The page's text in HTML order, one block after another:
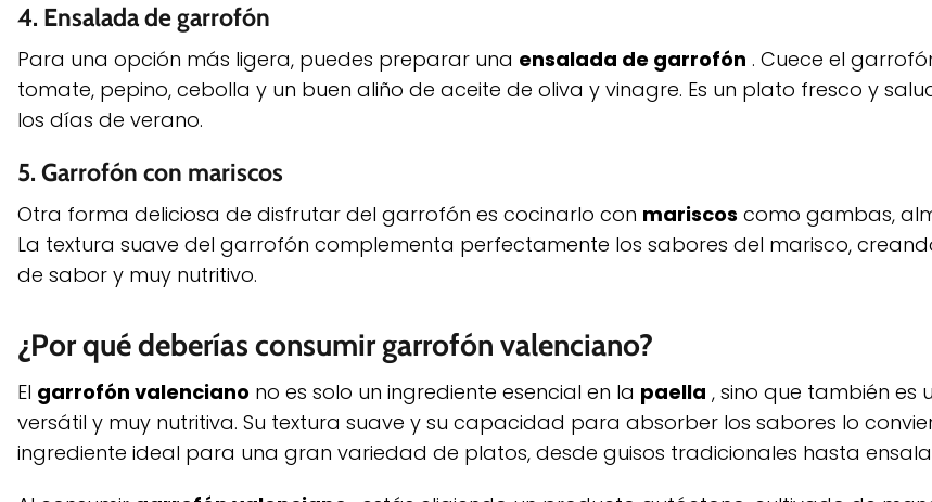
4. Ensalada de garrofón
Para una opción más ligera, puedes preparar una ensalada de garrofón . Cuece el
tomate, pepino, cebolla y un buen aliño de aceite de oliva y vinagre. Es un plato fresco y
los días de verano.
5. Garrofón con mariscos
Otra forma deliciosa de disfrutar del garrofón es cocinarlo con mariscos como gambas,
La textura suave del garrofón complementa perfectamente los sabores del marisco,
de sabor y muy nutritivo.
¿Por qué deberías consumir garrofón valenciano?
El garrofón valenciano no es solo un ingrediente esencial en la paella , sino que también es
versátil y muy nutritiva. Su textura suave y su capacidad para absorber los sabores lo
ingrediente ideal para una gran variedad de platos, desde guisos tradicionales hasta